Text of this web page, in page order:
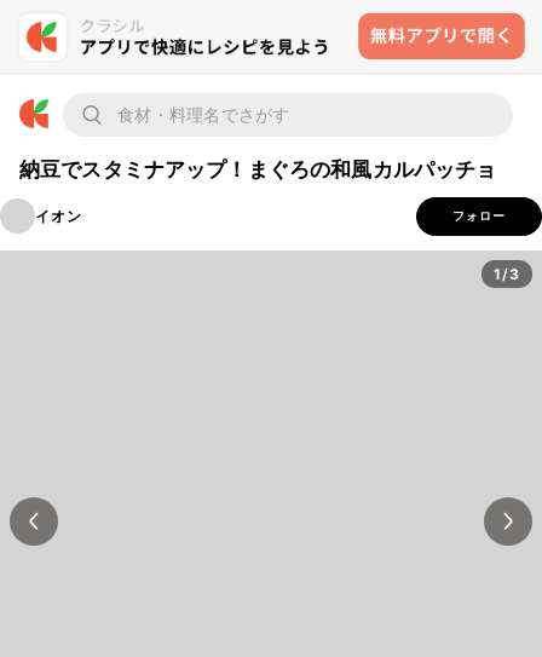
納豆でスタミナアップ！まぐろの和風カルパッチョ
イオン フォロー
1/3